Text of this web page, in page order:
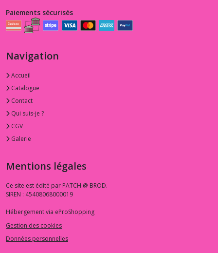
Paiements sécurisés
Navigation
Accueil
Catalogue
Contact
Qui suis-je ?
CGV
Galerie
Mentions légales
Ce site est édité par PATCH @ BROD.
SIREN : 45408068000019
Hébergement via eProShopping
Gestion des cookies
Données personnelles